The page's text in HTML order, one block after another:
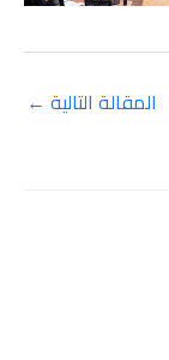
المقالة التالية ←